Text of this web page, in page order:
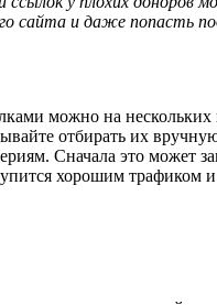
сайта и даже попасть
можно на нескольких
отбирать их
Сначала это может
хорошим трафиком